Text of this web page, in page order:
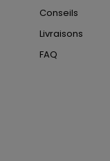
Conseils
Livraisons
FAQ